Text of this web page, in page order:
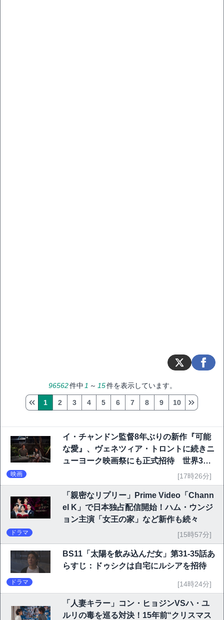
96562件中 1 ～ 15件を表示しています。
1 2 3 4 5 6 7 8 9 10
イ・チャンドン監督8年ぶりの新作『可能
な愛』、ヴェネツィア・トロントに続きニ
ューヨーク映画祭にも正式招待 世界3大
映画 [17時26分]
「親密なリプリー」Prime Video「Chann
el K」で日本独占配信開始！ハム・ウンジ
ョン主演「女王の家」など新作も続々
ドラマ [15時57分]
BS11「太陽を飲み込んだ女」第31-35話あ
らすじ：ドゥシクは自宅にルシアを招待
ドラマ [14時24分]
「人妻キラー」コン・ヒョジンVSハ・ユ
ルリの毒を巡る対決！15年前“クリスマス